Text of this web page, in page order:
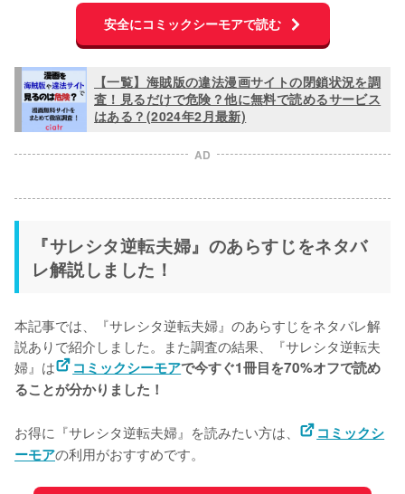
安全にコミックシーモアで読む
【一覧】海賊版の違法漫画サイトの閉鎖状況を調
査！見るだけで危険？他に無料で読めるサービス
はある？(2024年2月最新)
AD
『サレシタ逆転夫婦』のあらすじをネタバ
レ解説しました！
本記事では、『サレシタ逆転夫婦』のあらすじをネタバレ解
説ありで紹介しました。また調査の結果、『サレシタ逆転夫
婦』は
コミックシーモアで今すぐ1冊目を70%オフで読め
ることが分かりました！
お得に『サレシタ逆転夫婦』を読みたい方は、
コミックシ
ーモアの利用がおすすめです。